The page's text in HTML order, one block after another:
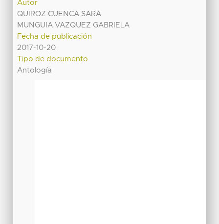
Autor
QUIROZ CUENCA SARA
MUNGUIA VAZQUEZ GABRIELA
Fecha de publicación
2017-10-20
Tipo de documento
Antología